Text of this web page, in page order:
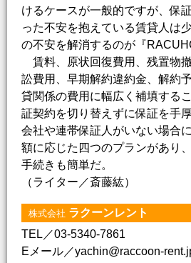
けるケースが一般的ですが、保
った不安を抱えている賃貸人は
の不安を解消するのが『
賃料、原状回復費用、残置物
訟費用、早期解約違約金、解約
貸関係の費用に幅広く補填する
証契約を切り替えずに保証を手
会社や連帯保証人がいない場合
額に応じた四つのプランがあり
手続きも簡単だ。
（ライター／斎藤紘）
株式会社 ラクーンレント
TEL／03-5340-7861
Eメール／yachin@raccoon-